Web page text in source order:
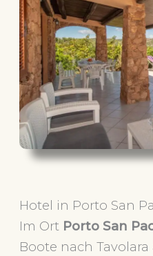
Hotel in Porto San
Im Ort Porto San
Boote nach